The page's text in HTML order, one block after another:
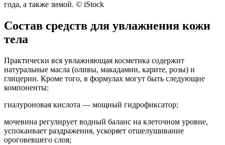
года, а также зимой. © iStock
Состав средств для увлажнения кожи
тела
Практически вся увлажняющая косметика содержит
натуральные масла (оливы, макадамии, карите, розы) и
глицерин. Кроме того, в формулах могут быть следующие
компоненты:
гиалуроновая кислота — мощный гидрофиксатор;
мочевина регулирует водный баланс на клеточном уровне,
успокаивает раздражения, ускоряет отшелушивание
ороговевшего слоя;